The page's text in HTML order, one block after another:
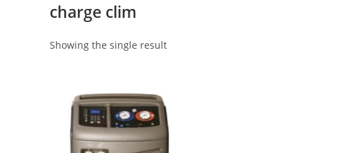
charge clim
Showing the single result